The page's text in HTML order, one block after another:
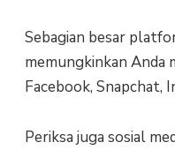
Sebagian besar
memungkinkan Anda
Facebook, Snapchat,
Periksa juga sosial